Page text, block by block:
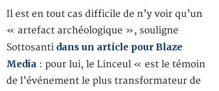
Il est en tout cas difficile de n’y voir qu’un
« artefact archéologique », souligne
Sottosanti dans un article pour Blaze
Media : pour lui, le Linceul « est le témoin
de l’événement le plus transformateur de